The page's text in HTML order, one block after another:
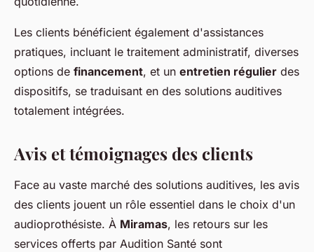
Les clients bénéficient également d'assistances
pratiques, incluant le traitement administratif, diverses
options de financement, et un entretien régulier des
dispositifs, se traduisant en des solutions auditives
totalement intégrées.
Avis et témoignages des clients
Face au vaste marché des solutions auditives, les avis
des clients jouent un rôle essentiel dans le choix d'un
audioprothésiste. À Miramas, les retours sur les
services offerts par Audition Santé sont